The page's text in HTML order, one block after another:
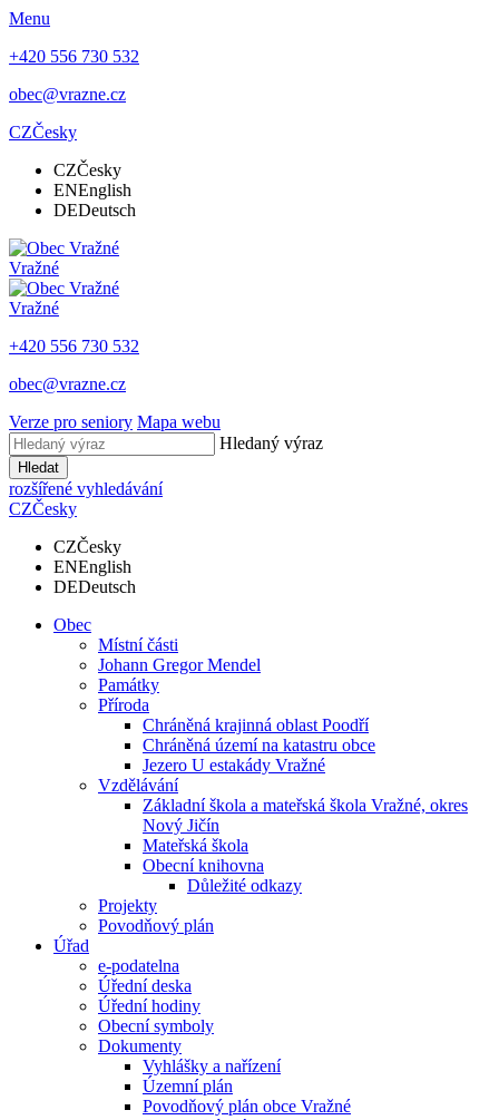
Menu
+420 556 730 532
obec@vrazne.cz
CZČesky
CZČesky
ENEnglish
DEDeutsch
Vražné
Vražné
+420 556 730 532
obec@vrazne.cz
Verze pro seniory Mapa webu
Hledaný výraz
Hledat
rozšířené vyhledávání
CZČesky
CZČesky
ENEnglish
DEDeutsch
Obec
Místní části
Johann Gregor Mendel
Památky
Příroda
Chráněná krajinná oblast Poodří
Chráněná území na katastru obce
Jezero U estakády Vražné
Vzdělávání
Základní škola a mateřská škola Vražné, okres
Nový Jičín
Mateřská škola
Obecní knihovna
Důležité odkazy
Projekty
Povodňový plán
Úřad
e-podatelna
Úřední deska
Úřední hodiny
Obecní symboly
Dokumenty
Vyhlášky a nařízení
Územní plán
Povodňový plán obce Vražné